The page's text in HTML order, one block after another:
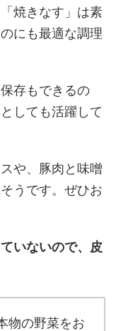
焼きなす」は素
にも最適な調理
存もできるの
しても活躍して
や、豚肉と味噌
うです。ぜひお
いないので、皮
物の野菜をお